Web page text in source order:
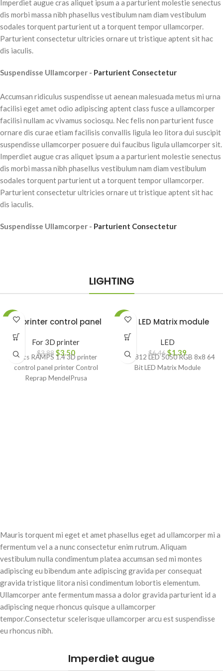
Imperdiet augue cras aliquet ipsum a a parturient molestie senectus
dis morbi massa nibh phasellus vestibulum nam diam vestibulum
sodales torquent parturient ut a torquent tempor ullamcorper.
Parturient consectetur ultricies ornare ut tristique aptent sit hac
dis iaculis.
Suspendisse Ullamcorper - Parturient Consectetur
Accumsan ridiculus suspendisse ut aenean malesuada metus mi urna
facilisi eget amet odio adipiscing aptent class fusce a ullamcorper
facilisi nullam ac vivamus sociosqu. Nec felis non parturient fusce
ornare dis curae etiam facilisis convallis ligula leo litora dui suscipit
suspendisse ullamcorper posuere dui faucibus ligula ullamcorper sit.
Imperdiet augue cras aliquet ipsum a a parturient molestie senectus
dis morbi massa nibh phasellus vestibulum nam diam vestibulum
sodales torquent parturient ut a torquent tempor ullamcorper.
Parturient consectetur ultricies ornare ut tristique aptent sit hac
dis iaculis.
Suspendisse Ullamcorper - Parturient Consectetur
LIGHTING
-10%3D printer control panel
For 3D printer
$3.88 $3.50
1pcs RAMPS 1.4 3D printer
control panel printer Control
Reprap MendelPrusa
-78%64 LED Matrix module
LED
$6.46$1.39
WS2812 LED 5050 RGB 8x8 64
Bit LED Matrix Module
Mauris torquent mi eget et amet phasellus eget ad ullamcorper mi a
fermentum vel a a nunc consectetur enim rutrum. Aliquam
vestibulum nulla condimentum platea accumsan sed mi montes
adipiscing eu bibendum ante adipiscing gravida per consequat
gravida tristique litora nisi condimentum lobortis elementum.
Ullamcorper ante fermentum massa a dolor gravida parturient id a
adipiscing neque rhoncus quisque a ullamcorper
tempor.Consectetur scelerisque ullamcorper arcu est suspendisse
eu rhoncus nibh.
Imperdiet augue